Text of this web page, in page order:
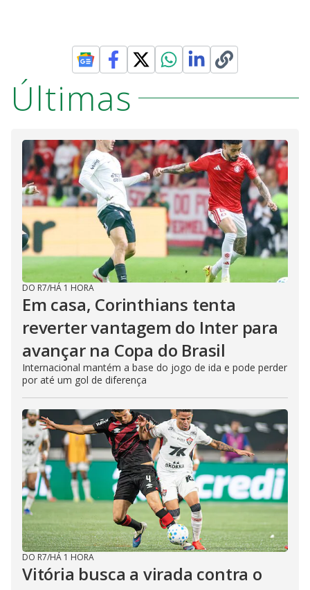
Últimas
DO R7/HÁ 1 HORA
Em casa, Corinthians tenta
reverter vantagem do Inter para
avançar na Copa do Brasil
Internacional mantém a base do jogo de ida e pode perder
por até um gol de diferença
DO R7/HÁ 1 HORA
Vitória busca a virada contra o